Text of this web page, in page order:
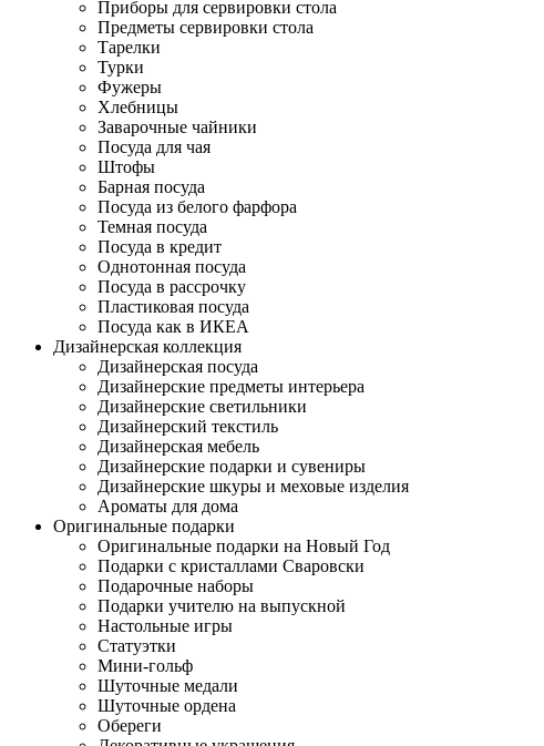
Приборы для сервировки стола
Предметы сервировки стола
Тарелки
Турки
Фужеры
Хлебницы
Заварочные чайники
Посуда для чая
Штофы
Барная посуда
Посуда из белого фарфора
Темная посуда
Посуда в кредит
Однотонная посуда
Посуда в рассрочку
Пластиковая посуда
Посуда как в ИКЕА
Дизайнерская коллекция
Дизайнерская посуда
Дизайнерские предметы интерьера
Дизайнерские светильники
Дизайнерский текстиль
Дизайнерская мебель
Дизайнерские подарки и сувениры
Дизайнерские шкуры и меховые изделия
Ароматы для дома
Оригинальные подарки
Оригинальные подарки на Новый Год
Подарки с кристаллами Сваровски
Подарочные наборы
Подарки учителю на выпускной
Настольные игры
Статуэтки
Мини-гольф
Шуточные медали
Шуточные ордена
Обереги